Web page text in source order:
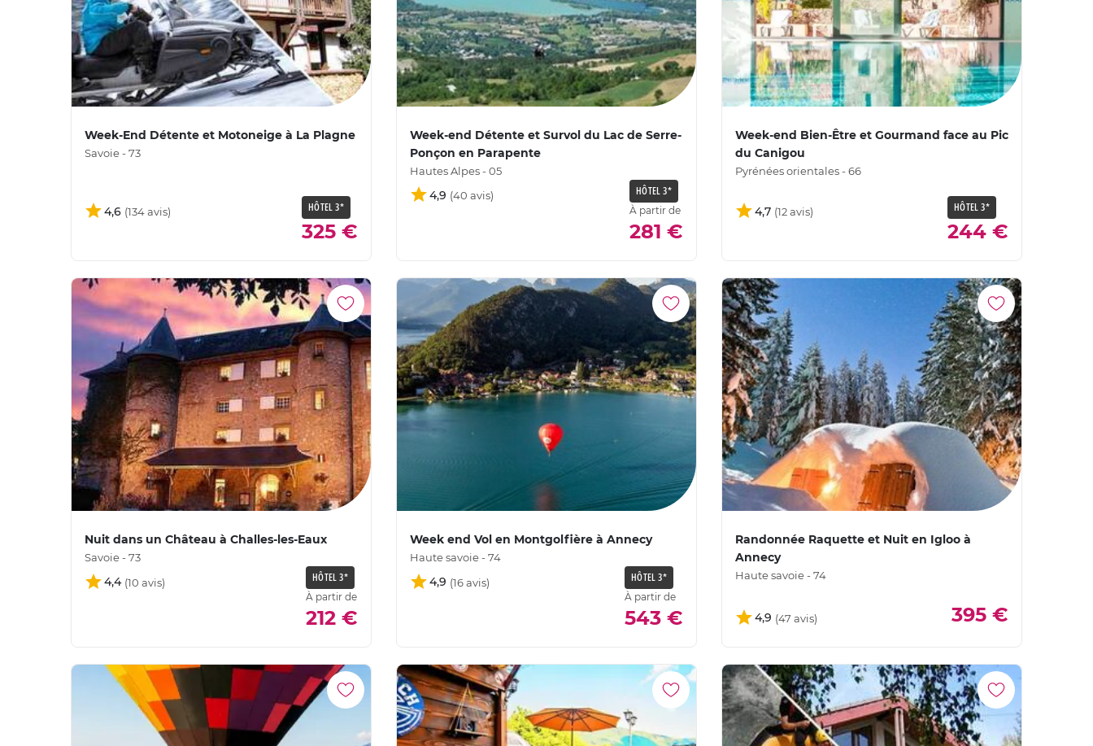
Week-End Détente et Motoneige à La Plagne
Savoie - 73
4,6 HÔTEL 3*
325 €
Week-end Détente et Survol du Lac de Serre-
Ponçon en Parapente
Hautes Alpes - 05
4,9 HÔTEL 3*
À partir de
281 €
Week-end Bien-Être et Gourmand face au Pic
du Canigou
Pyrénées orientales - 66
4,7 HÔTEL 3*
244 €
Nuit dans un Château à Challes-les-Eaux
Savoie - 73
4,4 HÔTEL 3*
À partir de
212 €
Week end Vol en Montgolfière à Annecy
Haute savoie - 74
4,9 HÔTEL 3*
À partir de
543 €
Randonnée Raquette et Nuit en Igloo à
Annecy
Haute savoie - 74
4,9 395 €